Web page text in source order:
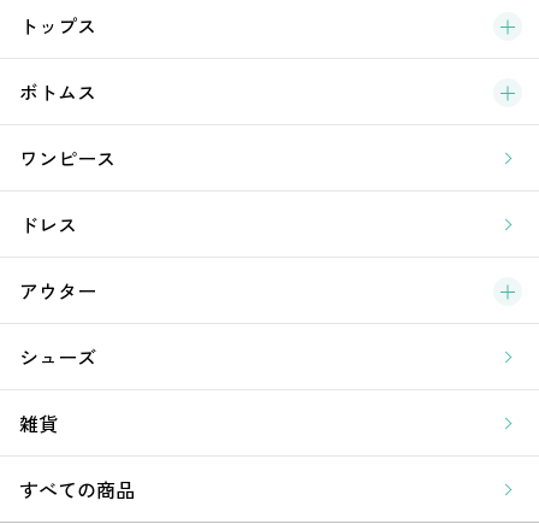
ブ
新
ラ
ア
トップス
ボトムス
ワンピース
ドレス
アウター
シューズ
雑貨
すべての商品